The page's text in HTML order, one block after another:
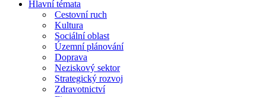
Hlavní témata
Cestovní ruch
Kultura
Sociální oblast
Územní plánování
Doprava
Neziskový sektor
Strategický rozvoj
Zdravotnictví